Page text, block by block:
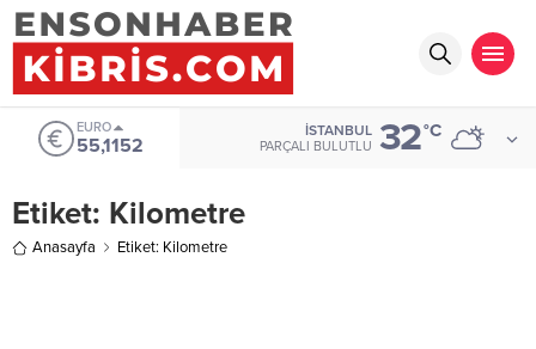
EURO
55,1152
İSTANBUL
PARÇALI BULUTLU 32°C
Etiket: Kilometre
Anasayfa Etiket: Kilometre